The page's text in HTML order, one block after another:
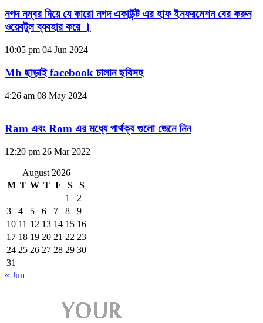
নগদ নম্বর দিয়ে যে কারো নগদ একাউন্ট এর হাফ ইনফরমেশন বের করুন
ওয়েবটুল ব্যবহার করে ।
10:05 pm 04 Jun 2024
Mb ছাড়াই facebook চালান ছবিসহ
4:26 am 08 May 2024
Ram এবং Rom এর মধ্যে পার্থক্য গুলো জেনে নিন
12:20 pm 26 Mar 2022
August 2026
M T W T F S
S
1
2
3
4 5 6 7 8
9
10 11 12 13 14 15 16
17 18 19 20 21 22 23
24 25 26 27 28 29 30
31
« Jun